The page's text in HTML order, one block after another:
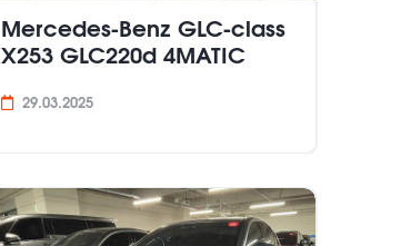
Mercedes-Benz GLC-class
X253 GLC220d 4MATIC
29.03.2025